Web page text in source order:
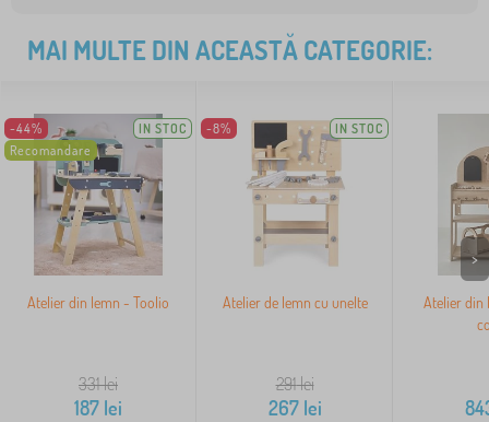
MAI MULTE DIN ACEASTĂ CATEGORIE:
-44%
Recomandare
IN STOC
Atelier din lemn - Toolio
331lei
187 lei
-8% IN STOC
Atelier de lemn cu unelte
291lei
267lei
Atelier din
>